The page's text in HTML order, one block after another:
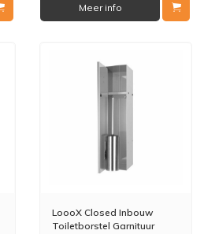
Meer info
LoooX Closed Inbouw
Toiletborstel Garnituur